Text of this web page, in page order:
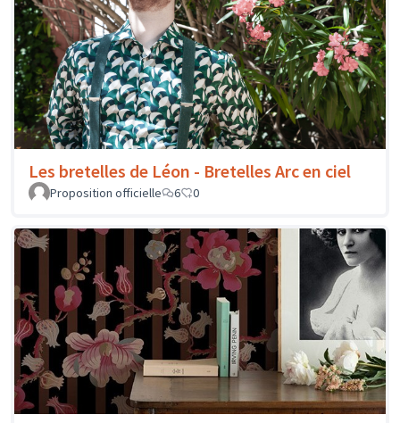
Les bretelles de Léon - Bretelles Arc en ciel
Proposition officielle 6 0